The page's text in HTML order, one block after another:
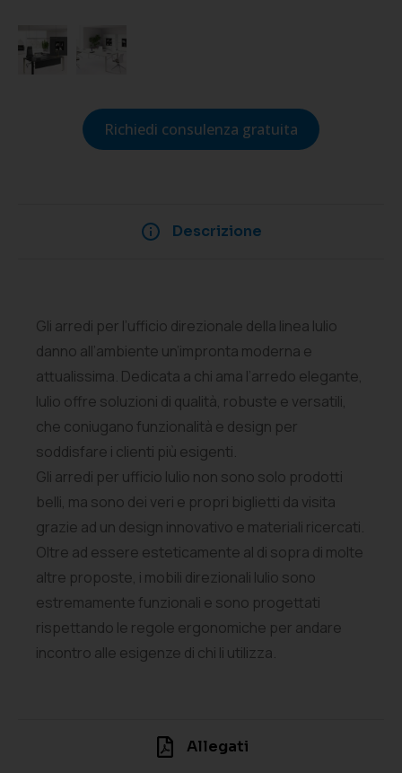
Richiedi consulenza gratuita
Descrizione
Gli arredi per l’ufficio direzionale della linea Iulio
danno all’ambiente un’impronta moderna e
attualissima. Dedicata a chi ama l’arredo elegante,
Iulio offre soluzioni di qualità, robuste e versatili,
che coniugano funzionalità e design per
soddisfare i clienti più esigenti.
Gli arredi per ufficio Iulio non sono solo prodotti
belli, ma sono dei veri e propri biglietti da visita
grazie ad un design innovativo e materiali ricercati.
Oltre ad essere esteticamente al di sopra di molte
altre proposte, i mobili direzionali Iulio sono
estremamente funzionali e sono progettati
rispettando le regole ergonomiche per andare
incontro alle esigenze di chi li utilizza.
Allegati